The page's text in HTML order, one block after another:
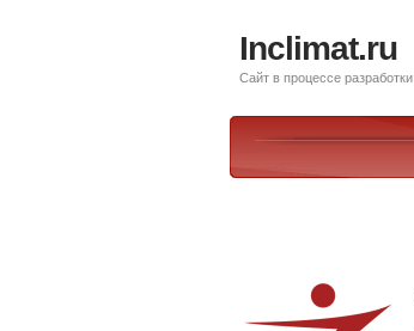
Inclimat.ru
Сайт в процессе разработки